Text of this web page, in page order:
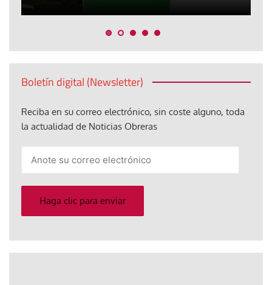
Boletín digital (Newsletter)
Reciba en su correo electrónico, sin coste alguno, toda
la actualidad de Noticias Obreras
electrónico
Haga clic para enviar